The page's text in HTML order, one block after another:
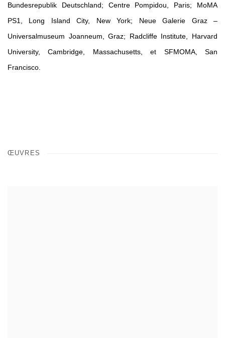
Bundesrepublik Deutschland; Centre Pompidou, Paris; MoMA
PS1, Long Island City, New York; Neue Galerie Graz –
Universalmuseum Joanneum, Graz; Radcliffe Institute, Harvard
University, Cambridge, Massachusetts, et SFMOMA, San
Francisco.
ŒUVRES